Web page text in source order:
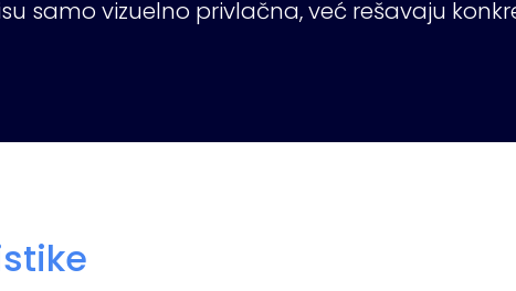
samo vizuelno privlačna, već rešavaju